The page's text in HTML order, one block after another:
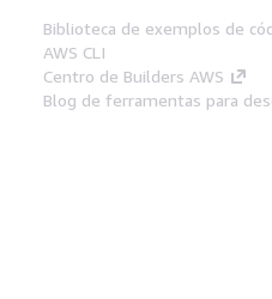
Biblioteca de exemplos de
AWS CLI
Centro de Builders AWS
Blog de ferramentas para